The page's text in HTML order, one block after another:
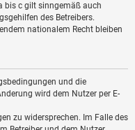
bis c gilt sinngemäß auch
des Betreibers.
nationalem Recht bleiben
und die
wird dem Nutzer per E-
zu widersprechen. Im Falle des